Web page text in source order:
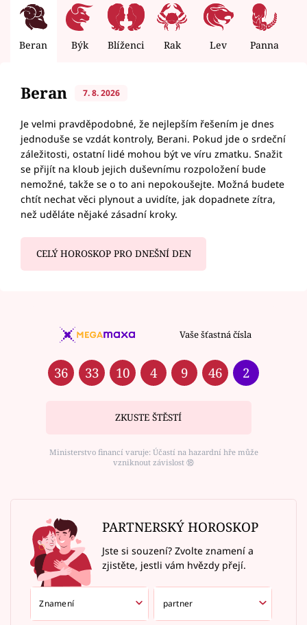
Beran Býk Blíženci Rak Lev Panna
Beran 7. 8. 2026
Je velmi pravděpodobné, že nejlepším řešením je dnes
jednoduše se vzdát kontroly, Berani. Pokud jde o srdeční
záležitosti, ostatní lidé mohou být ve víru zmatku. Snažit
se přijít na kloub jejich duševnímu rozpoložení bude
nemožné, takže se o to ani nepokoušejte. Možná budete
chtít nechat věci plynout a uvidíte, jak dopadnete zítra,
než uděláte nějaké zásadní kroky.
CELÝ HOROSKOP PRO DNEŠNÍ DEN
Vaše šťastná čísla
36 33 10 4 9 46 2
ZKUSTE ŠTĚSTÍ
Ministerstvo financí varuje: Účastí na hazardní hře může
vzniknout závislost ⑱
PARTNERSKÝ HOROSKOP
Jste si souzení? Zvolte znamení a
zjistěte, jestli vám hvězdy přejí.